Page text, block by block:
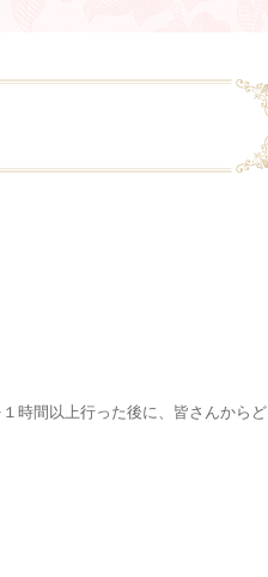
時間以上行った後に、皆さんからど